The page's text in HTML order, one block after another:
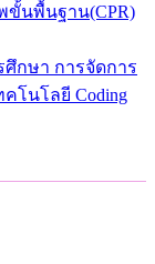
ขั้นพื้นฐาน(CPR)
ศึกษา การจัดการ
โนโลยี Coding